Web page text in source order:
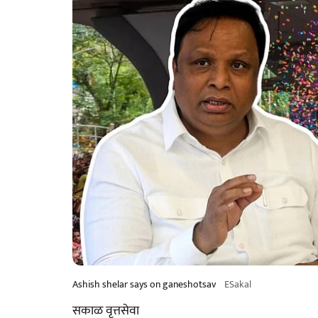
Ashish shelar says on ganeshotsav ESakal
सकाळ वृत्तसेवा